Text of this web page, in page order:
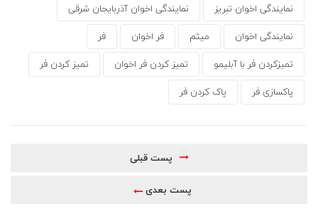
پاک کردن فر پاکسازی فر
تمیز کردن فر تمیز کردن فر اخوان تمیزکردن فر با آبلیمو
فر فر اخوان میثم نمایندگی اخوان
نمایندگی اخوان آذربایجان شرقی نمایندگی اخوان تبریز
پست قبلی
پست بعدی